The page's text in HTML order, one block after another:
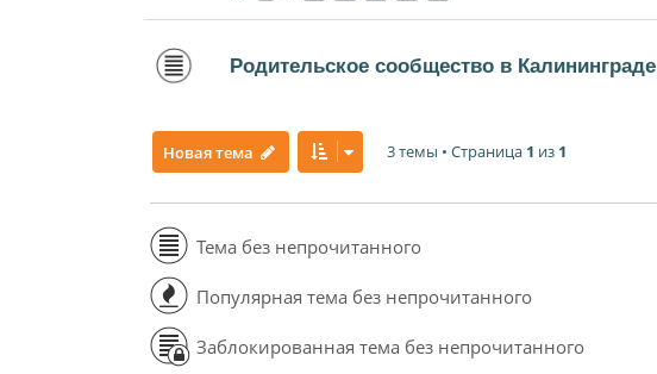
Родительское сообщество в Калининграде
Новая тема 3 темы • Страница 1 из 1
Тема без непрочитанного
Популярная тема без непрочитанного
Заблокированная тема без непрочитанного